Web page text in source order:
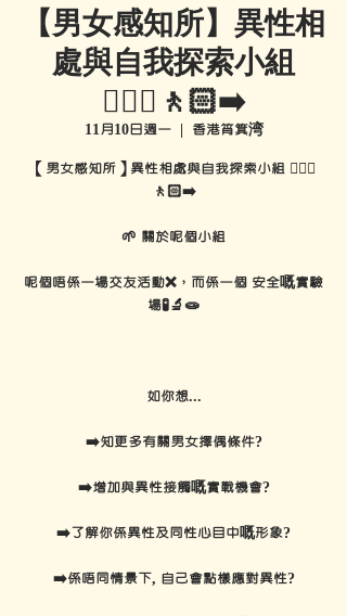
【男女感知所】異性相
處與自我探索小組
🚶🏻‍♀️🚶🏻‍➡️
11月10日週一
  |
香港筲箕湾
【男女感知所】異性相處與自我探索小組 🚶🏻‍♀️
🚶🏻‍➡️
🌱 關於呢個小組
呢個唔係一場交友活動❌，而係一個 安全嘅實驗
場🧪🔬🧫
如你想...
➡️知更多有關男女擇偶條件?
➡️增加與異性接觸嘅實戰機會?
➡️了解你係異性及同性心目中嘅形象?
➡️係唔同情景下, 自己會點樣應對異性?